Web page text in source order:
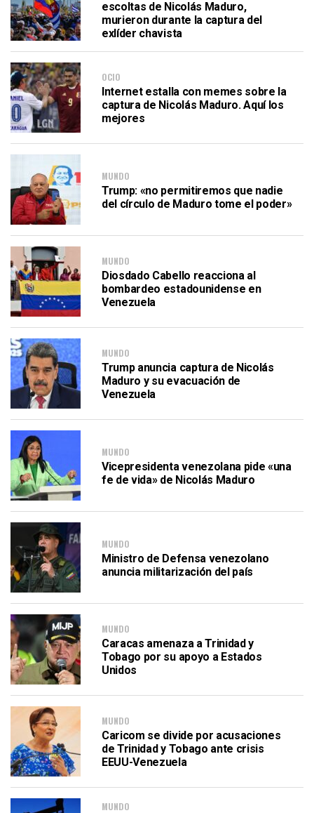
escoltas de Nicolás Maduro,
murieron durante la captura del
exlíder chavista
OCIO
Internet estalla con memes sobre la
captura de Nicolás Maduro. Aquí los
mejores
MUNDO
Trump: «no permitiremos que nadie
del círculo de Maduro tome el poder»
MUNDO
Diosdado Cabello reacciona al
bombardeo estadounidense en
Venezuela
MUNDO
Trump anuncia captura de Nicolás
Maduro y su evacuación de
Venezuela
MUNDO
Vicepresidenta venezolana pide «una
fe de vida» de Nicolás Maduro
MUNDO
Ministro de Defensa venezolano
anuncia militarización del país
MUNDO
Caracas amenaza a Trinidad y
Tobago por su apoyo a Estados
Unidos
MUNDO
Caricom se divide por acusaciones
de Trinidad y Tobago ante crisis
EEUU-Venezuela
MUNDO